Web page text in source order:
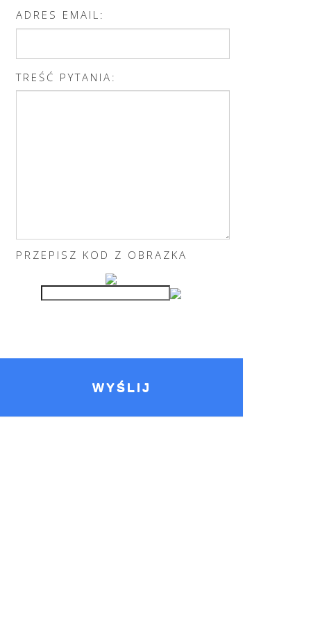
ADRES EMAIL:
TREŚĆ PYTANIA:
PRZEPISZ KOD Z OBRAZKA